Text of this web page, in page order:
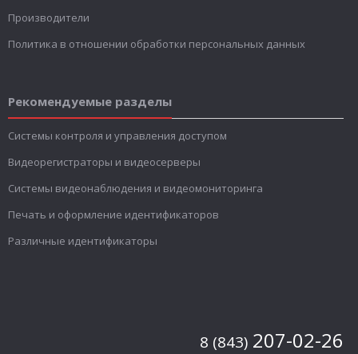
Производители
Политика в отношении обработки персональных данных
Рекомендуемые разделы
Системы контроля и управления доступом
Видеорегистраторы и видеосерверы
Системы видеонаблюдения и видеомониторинга
Печать и оформление идентификаторов
Различные идентификаторы
8 (843) 207-02-26